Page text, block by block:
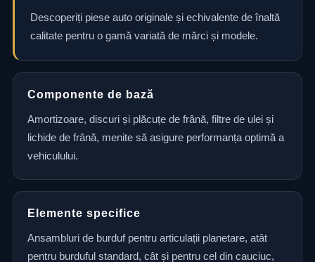
Descoperiți piese auto originale și echivalente de înaltă
calitate pentru o gamă variată de mărci și modele.
Componente de bază
Amortizoare, discuri și plăcuțe de frână, filtre de ulei și
lichide de frână, menite să asigure performanța optimă a
vehiculului.
Elemente specifice
Ansambluri de burduf pentru articulații planetare, atât
pentru burduful standard, cât și pentru cel din cauciuc,